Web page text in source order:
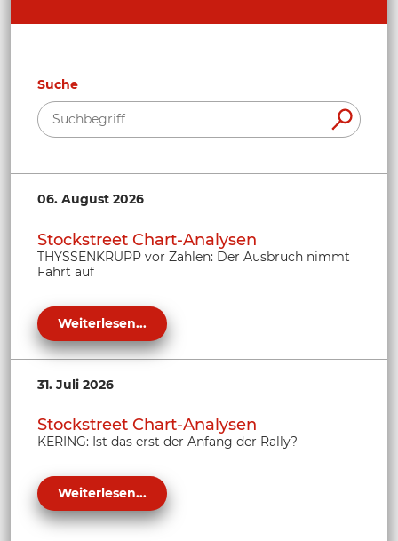
Suche
06. August 2026
Stockstreet Chart-Analysen
THYSSENKRUPP vor Zahlen: Der Ausbruch nimmt
Fahrt auf
Weiterlesen...
31. Juli 2026
Stockstreet Chart-Analysen
KERING: Ist das erst der Anfang der Rally?
Weiterlesen...